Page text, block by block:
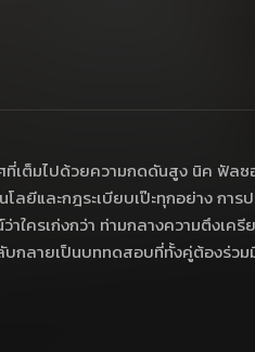
ศที่เต็มไปด้วยความกดดันสูง นิค
ลยีและกฎระเบียบเป๊ะทุกอย่าง กา
ใครเก่งกว่า ท่ามกลางความตึงเค
กลายเป็นบททดสอบที่ทั้งคู่ต้องร่วม